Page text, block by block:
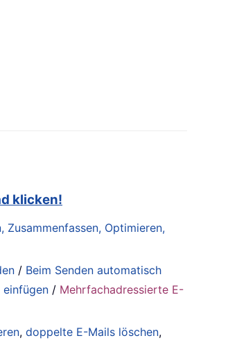
klicken!
Optimieren,
/ Beim Senden automatisch
/ Mehrfachadressierte E-
,doppelte E-Mails löschen,